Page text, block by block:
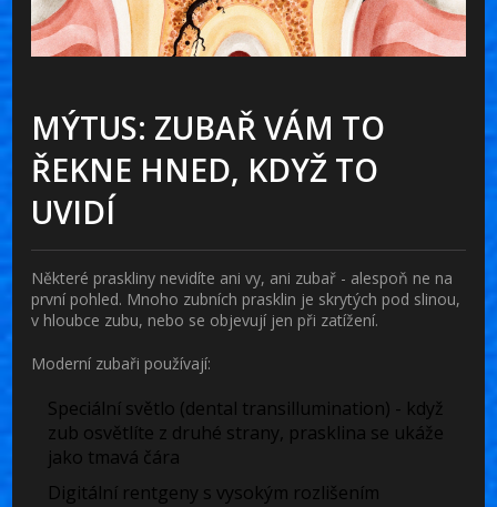
MÝTUS: ZUBAŘ VÁM TO
ŘEKNE HNED, KDYŽ TO
UVIDÍ
Některé praskliny nevidíte ani vy, ani zubař - alespoň ne na
první pohled. Mnoho zubních prasklin je skrytých pod slinou,
v hloubce zubu, nebo se objevují jen při zatížení.
Moderní zubaři používají:
Speciální světlo (dental transillumination) - když
zub osvětlíte z druhé strany, prasklina se ukáže
jako tmavá čára
Digitální rentgeny s vysokým rozlišením